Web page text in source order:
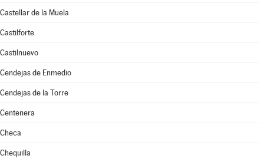
Castellar de la Muela
Castilforte
Castilnuevo
Cendejas de Enmedio
Cendejas de la Torre
Centenera
Checa
Chequilla